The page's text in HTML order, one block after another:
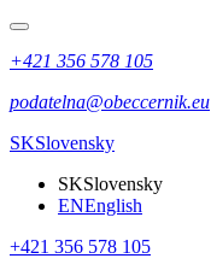
+421 356 578 105
podatelna@obeccernik.eu
SKSlovensky
SKSlovensky
ENEnglish
+421 356 578 105